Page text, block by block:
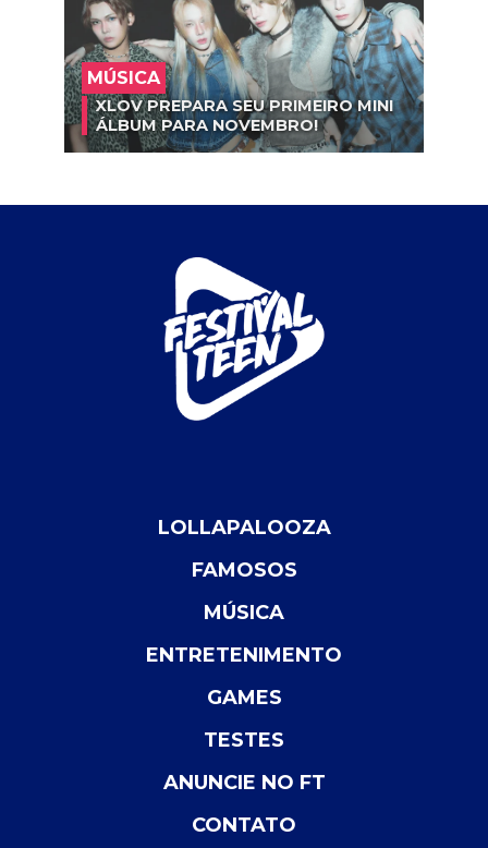
MÚSICA
XLOV PREPARA SEU PRIMEIRO MINI
ÁLBUM PARA NOVEMBRO!
LOLLAPALOOZA
FAMOSOS
MÚSICA
ENTRETENIMENTO
GAMES
TESTES
ANUNCIE NO FT
CONTATO